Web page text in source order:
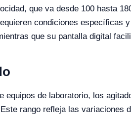
que va desde 100 hasta
condiciones
que su pantalla digital
equipos de laboratorio, los
rango refleja las